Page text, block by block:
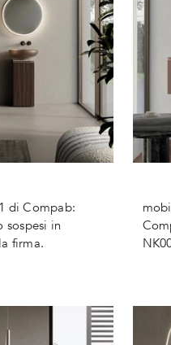
di Compab:
sospesi in
firma.